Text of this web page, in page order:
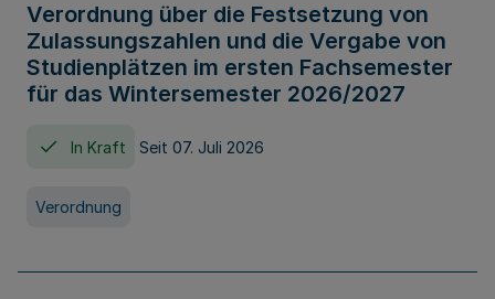
Verordnung über die Festsetzung von
Zulassungszahlen und die Vergabe von
Studienplätzen im ersten Fachsemester
für das Wintersemester 2026/2027
In Kraft Seit 07. Juli 2026
Verordnung